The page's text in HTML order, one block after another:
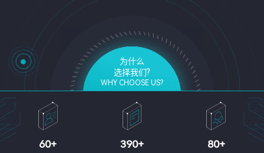
为什么
选择我们?
WHY CHOOSE US?
60+ 390+ 80+